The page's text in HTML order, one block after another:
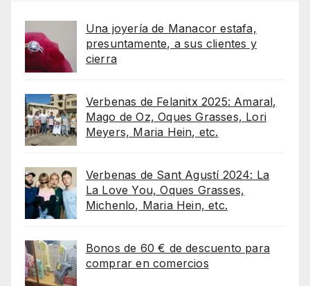
Una joyería de Manacor estafa,
presuntamente, a sus clientes y
cierra
Verbenas de Felanitx 2025: Amaral,
Mago de Oz, Oques Grasses, Lori
Meyers, Maria Hein, etc.
Verbenas de Sant Agustí 2024: La
La Love You, Oques Grasses,
Michenlo, Maria Hein, etc.
Bonos de 60 € de descuento para
comprar en comercios